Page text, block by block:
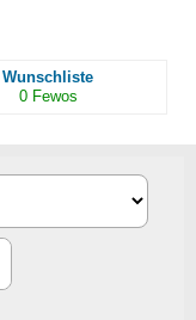
Wunschliste
0 Fewos